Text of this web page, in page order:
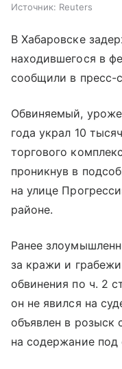
Источник: Reuters
В Хабаровске
находившегося в
сообщили в пресс-
Обвиняемый,
года украл 10
торгового
проникнув в
на улице
районе.
Ранее
за кражи и
обвинения по ч. 2
он не явился на
объявлен в розыск
на содержание под